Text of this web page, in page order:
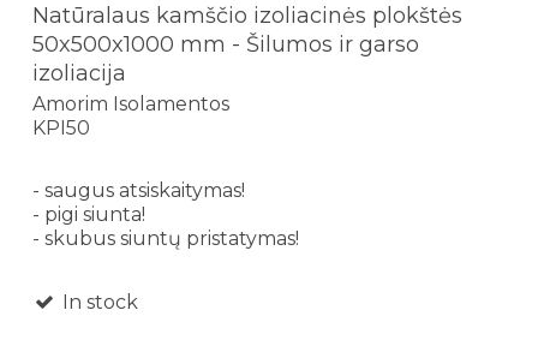
Natūralaus kamščio izoliacinės plokštės
50x500x1000 mm - Šilumos ir garso
izoliacija
Amorim Isolamentos
KPI50
- saugus atsiskaitymas!
- pigi siunta!
- skubus siuntų pristatymas!
In stock